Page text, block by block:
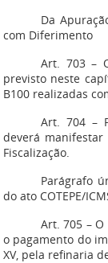
Da
com Diferimento
Art. 703 –
previsto neste
B100 realizadas
Art. 704 –
deverá
Fiscalização.
Parágrafo
do ato COTEPE/
Art. 705 –
o pagamento do
XV, pela refinaria